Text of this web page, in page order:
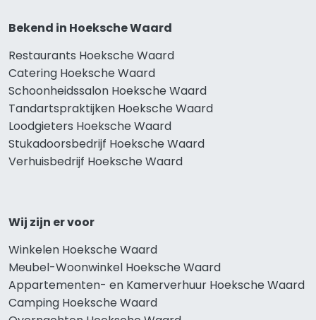
Bekend in Hoeksche Waard
Restaurants Hoeksche Waard
Catering Hoeksche Waard
Schoonheidssalon Hoeksche Waard
Tandartspraktijken Hoeksche Waard
Loodgieters Hoeksche Waard
Stukadoorsbedrijf Hoeksche Waard
Verhuisbedrijf Hoeksche Waard
Wij zijn er voor
Winkelen Hoeksche Waard
Meubel-Woonwinkel Hoeksche Waard
Appartementen- en Kamerverhuur Hoeksche Waard
Camping Hoeksche Waard